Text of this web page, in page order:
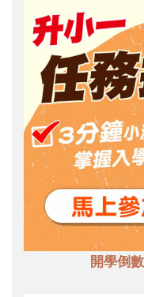
開學倒